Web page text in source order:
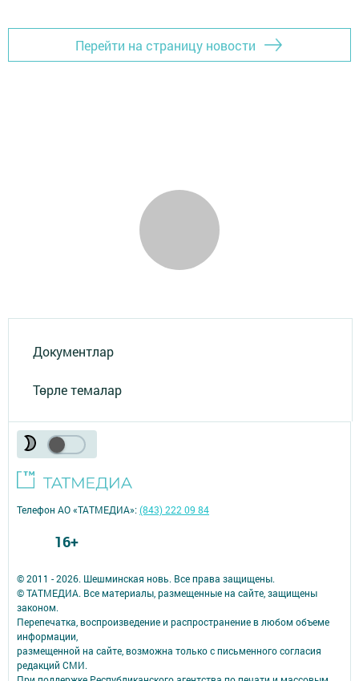
Перейти на страницу новости
Документлар
Төрле темалар
© 2011 - 2026. Шешминская новь. Все права защищены.
© ТАТМЕДИА. Все материалы, размещенные на сайте, защищены
законом.
Перепечатка, воспроизведение и распространение в любом объеме
информации,
размещенной на сайте, возможна только с письменного согласия
редакций СМИ.
Телефон АО «ТАТМЕДИА»:(843) 222 09 84
16+